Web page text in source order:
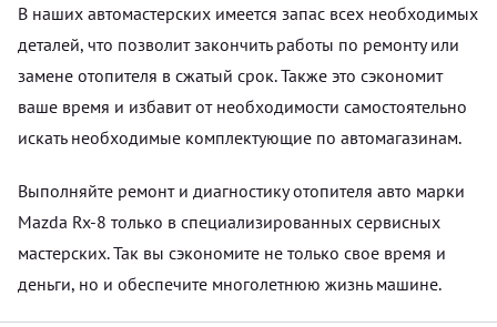
В наших автомастерских имеется запас всех необходимых
деталей, что позволит закончить работы по ремонту или
замене отопителя в сжатый срок. Также это сэкономит
ваше время и избавит от необходимости самостоятельно
искать необходимые комплектующие по автомагазинам.
Выполняйте ремонт и диагностику отопителя авто марки
Mazda Rx-8 только в специализированных сервисных
мастерских. Так вы сэкономите не только свое время и
деньги, но и обеспечите многолетнюю жизнь машине.